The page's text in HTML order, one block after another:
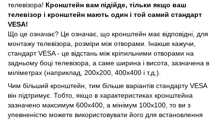
телевізора! Кронштейн вам підійде, тільки якщо ваш
телевізор і кронштейн мають один і той самий стандарт
VESA!
Що це означає? Це означає, що кронштейн має відповідні, для
монтажу телевізора, розміри між отворами. Інакше кажучи,
стандарт VESA - це відстань між кріпильними отворами на
задньому боці телевізора, а саме ширина і висота, зазначена в
міліметрах (наприклад, 200х200, 400х400 і т.д.).
Чим більший кронштейн, тим більше варіантів стандарту VESA
він підтримує. Тобто, якщо в характеристиках кронштейна
зазначено максимум 600х400, а мінімум 100х100, то ви з
упевненістю можете використовувати його для встановлення